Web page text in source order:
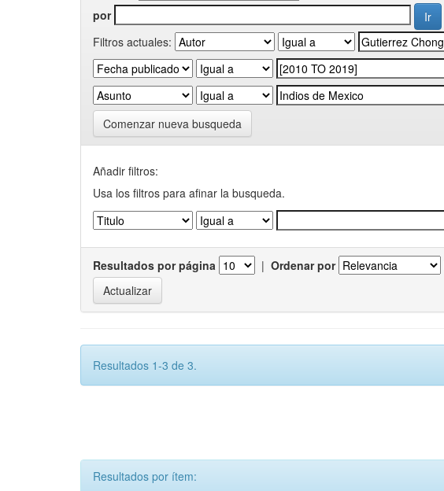
por
Filtros actuales:
Comenzar nueva busqueda
Añadir filtros:
Usa los filtros para afinar la busqueda.
Resultados por página | Ordenar por
Resultados 1-3 de 3.
Resultados por ítem: